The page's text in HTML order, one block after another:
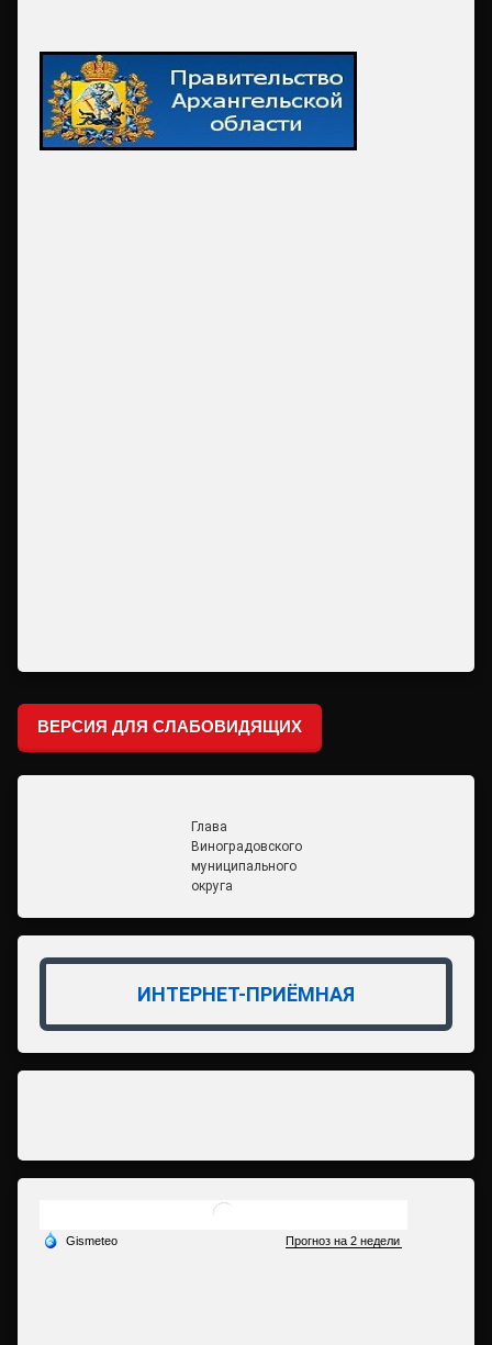
ВЕРСИЯ ДЛЯ СЛАБОВИДЯЩИХ
Глава
Виноградовского
муниципального
округа
ИНТЕРНЕТ-ПРИЁМНАЯ